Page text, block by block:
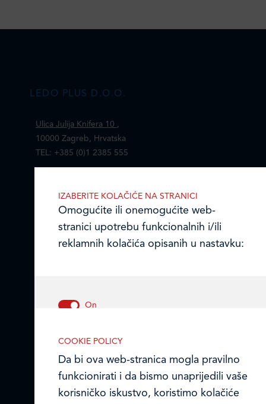
LEDO PLUS D.O.O.
Ulica Julija Knifera 10
10000 Zagreb, Hrvatska
TEL: +385 (0)1 2385 555
OIB 07179054100
Matični broj (MB): 4938763
Ledo Hrvatska
Privacy notice and Cookies
COOKIE POLICY
Da bi ova web-stranica mogla pravilno
funkcionirati i da bismo unaprijedili vaše
korisničko iskustvo, koristimo kolačiće
IZABERITE KOLAČIĆE NA STRANICI
Omogućite ili onemogućite web-
stranici upotrebu funkcionalnih i/ili
reklamnih kolačića opisanih u nastavku:
funkcionalnosti. Bez ovih kolačića, web-
stranica ne može pravilno funkcionirati,
a isključiti ih možete mijenjanjem